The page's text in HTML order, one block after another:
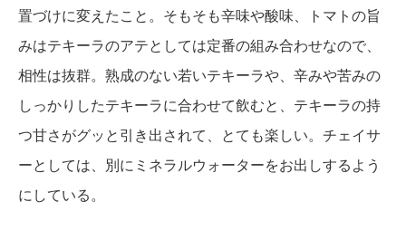
置づけに変えたこと。そもそも辛味や酸味、トマトの旨
みはテキーラのアテとしては定番の組み合わせなので、
相性は抜群。熟成のない若いテキーラや、辛みや苦みの
しっかりしたテキーラに合わせて飲むと、テキーラの持
つ甘さがグッと引き出されて、とても楽しい。チェイサ
ーとしては、別にミネラルウォーターをお出しするよう
にしている。